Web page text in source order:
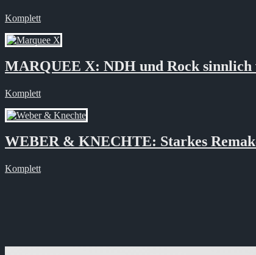
Komplett
MARQUEE X: NDH und Rock sinnlich
Komplett
WEBER & KNECHTE: Starkes
Komplett